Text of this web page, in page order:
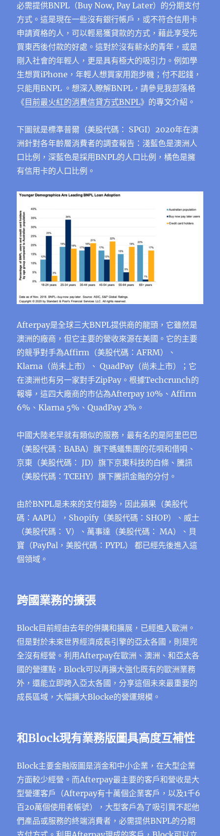
必需提供BNPL（Buy Now, Pay Later）的分期支付
方式。這是現在一些沒有銀行帳戶，或不符合信用卡
申請資格的人，可以輕易獲貸款的方式，藉此享受先
買東西後付款的好處。這對於沒有薪水的青年，或是
剛入社會的年輕人，更是具有極大的吸引力。例如學
生想買iPhone，年輕人想買家用跑步機；付不起錢，
只能用BNPL 。想深入瞭解BNPL，請參見我部落格
《目前最火紅的消費信貸方式BNPL》的專文介紹。
下圖就是標準普爾（美股代碼： SPGI）2020年在澳
洲針對各年齡層消費者的調查報告：淺藍色是澳洲人
口比例，深藍色是採用BNPL的人口比例，橘色是擁
有信用卡的人口比例。
Afterpay是全球三大BNPL提供商的龍頭，它雖然是
澳洲的廠商，但它主要的營收來源在美國。它的主要
的競爭對手為Affirm（美股代碼：AFRM）、
Klarna（尚未上市）、 QuadPay（尚未上市）；它
在澳洲也有另一家對手ZipPay。根據Techcrunch的
報導，這四大廠商的市佔為Afterpay 10%、Affirm
6%、Klarna 5%、QuadPay 2%。
中國大陸老早就有類似的服務，最有名的是阿里巴巴
（美股代碼：BABA）旗下螞蟻集團的花唄和借唄、
京東（美股代碼： JD）旗下京東科技的白條、騰訊
（美股代碼：TCEHY）旗下騰訊金融的分付。
由於BNPL是未來的支付趨勢，因此蘋果（美股代
碼：AAPL），Shopify（美股代碼：SHOP）、威士
（美股代碼： V）、萬事達（美股代碼： MA）、貝
寶（PayPal，美股代碼：PYPL） 都已經先後進入這
個領域。
跨國業務的擴張
Block目前經由去年的併購和擴展，已經進入歐洲。
但是對於未來世界經濟成長引擎的亞太各國，則是完
全沒有經營。利用Afterpay在歐洲、澳洲、和亞太各
國的營運點，Block可以再擴大強化既有的歐洲業務
外，還能立即跨入亞太各國，分享這個未來最重要的
成長區域，大幅擴大Blocke的營運規模。
和Block現有業務版圖具高度互補性
Block主要金融版圖是消金和中小企業，在大型企業
方面較少經營。而Afterpay最主要的客戶和營收是大
型營運客戶（Afterpay有十萬個企業客戶，以及1千6
百20萬個使用者帳號），大型客戶為了吸引買不起他
們產品或服務的終端消費者，必需提供BNPL的分期